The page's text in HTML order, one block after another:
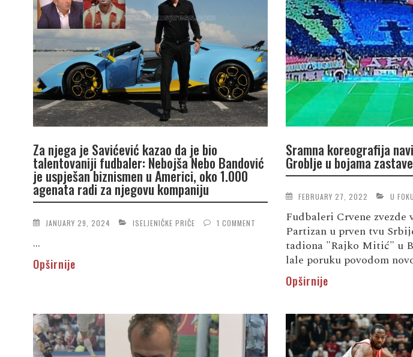
Za njega je Savićević kazao da je bio
talentovaniji fudbaler: Nebojša Nebo Bandović
je uspješan biznismen u Americi, oko 1.000
agenata radi za njegovu kompaniju
JANUARY 29, 2024 ISELJENIČKE PRIČE 1 COMMENT
...
Opširnije
Sramna koreografija
Groblje u bojama
FEBRUARY 27, 2022 U
Fudbaleri Crvene
Partizan u prven tvu
tadiona "Rajko Mitić" u
lale poruku povodom
Opširnije